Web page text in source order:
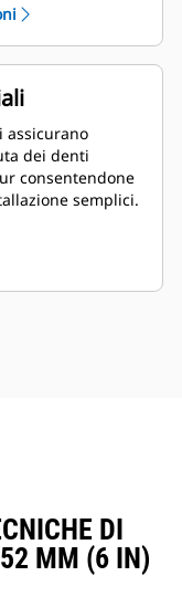
assicurano
dei denti
consentendone
semplici.
DI
MM (6 IN)